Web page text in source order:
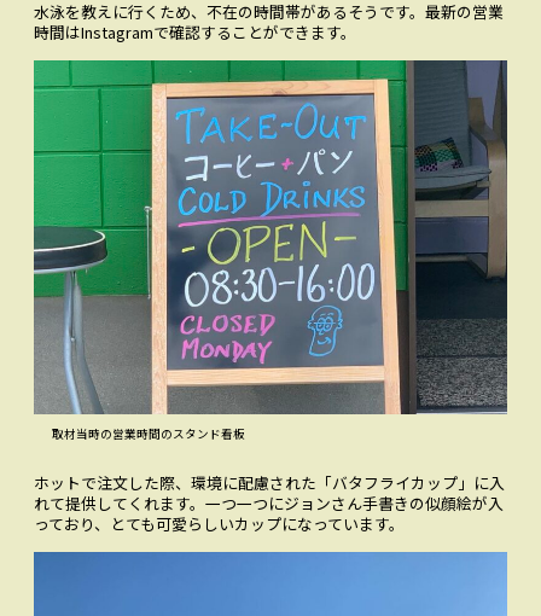
水泳を教えに行くため、不在の時間帯があるそうです。最新の営業
時間はInstagramで確認することができます。
取材当時の営業時間のスタンド看板
ホットで注文した際、環境に配慮された「バタフライカップ」に入
れて提供してくれます。一つ一つにジョンさん手書きの似顔絵が入
っており、とても可愛らしいカップになっています。